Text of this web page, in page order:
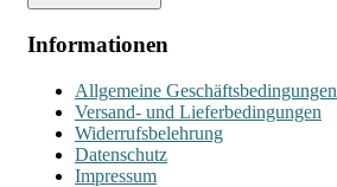
Informationen
Allgemeine Geschäftsbedingungen
Versand- und Lieferbedingungen
Widerrufsbelehrung
Datenschutz
Impressum